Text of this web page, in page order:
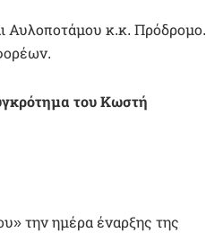
Αυλοποτάμου κ.κ. Πρόδρομο.
του Κωστή
την ημέρα έναρξης της